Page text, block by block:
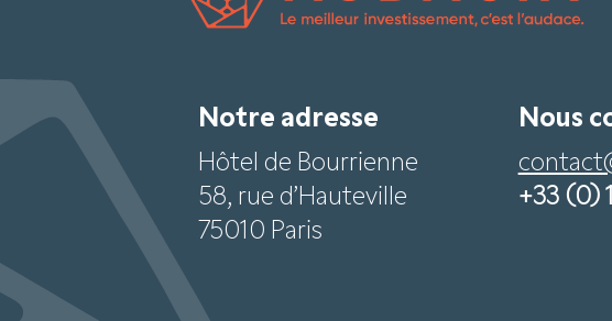
Notre adresse
Hôtel de Bourrienne
58, rue d’Hauteville
75010 Paris
Nous
+33 (0)